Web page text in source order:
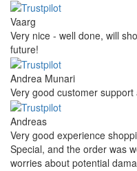
Vaarg
Very nice - well done, will
future!
Andrea Munari
Very good customer support
Andreas
Very good experience
Special, and the order was
worries about potential